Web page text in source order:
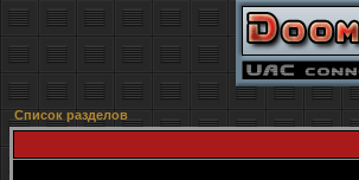
Список разделов